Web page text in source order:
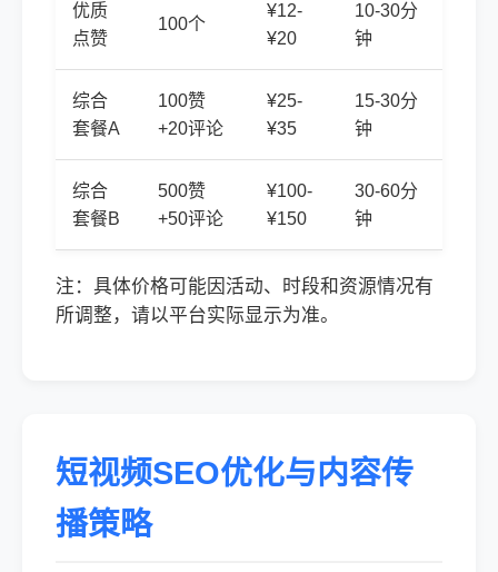
优质
点赞
100个
¥12-
¥20
10-30分
钟
综合
套餐A
100赞
+20评论
¥25-
¥35
15-30分
钟
综合
套餐B
500赞
+50评论
¥100-
¥150
30-60分
钟
注：具体价格可能因活动、时段和资源情况有
所调整，请以平台实际显示为准。
短视频SEO优化与内容传
播策略